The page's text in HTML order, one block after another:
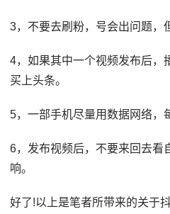
3，不要去刷粉，号会出问题，
4，如果其中一个视频发布后，
买上头条。
5，一部手机尽量用数据网络，
6，发布视频后，不要来回去看
响。
好了!以上是笔者所带来的关于